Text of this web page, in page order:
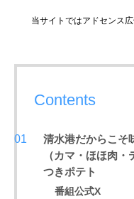
当サイトではアドセンス
Contents
清水港だからこそ
（カマ・ほほ肉
つきポテト
番組公式X